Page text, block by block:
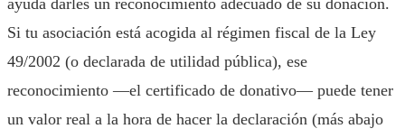
ayuda darles un reconocimiento adecuado de su donación.
Si tu asociación está acogida al régimen fiscal de la Ley
49/2002 (o declarada de utilidad pública), ese
reconocimiento —el certificado de donativo— puede tener
un valor real a la hora de hacer la declaración (más abajo